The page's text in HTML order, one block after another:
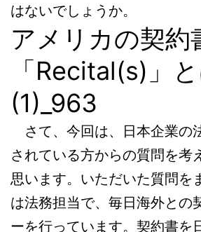
はないでしょうか。
アメリカの契約
「Recital(s)」
(1)_963
さて、今回は、日本企業の
されている方からの質問を考
思います。いただいた質問を
は法務担当で、毎日海外との
ーを行っています。契約書を